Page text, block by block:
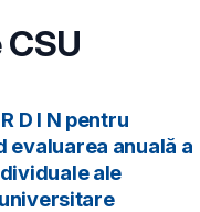
D I N pentru
evaluarea anuală a
ale